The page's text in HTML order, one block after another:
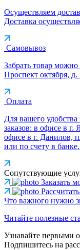
Осуществляем
Доставка
Самовывоз
Забрать товар можно
Проспект октября, д.
Оплата
Для вашего
заказов: в офисе в г.
офисе в г. Данилов,
или по счету в банке.
Сопутствующие
Заказать
Что важного нужно
Читайте полезные
Узнавайте первыми
Подпишитесь на